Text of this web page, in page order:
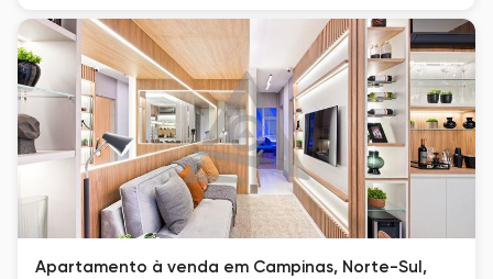
Apartamento à venda em Campinas, Norte-Sul,